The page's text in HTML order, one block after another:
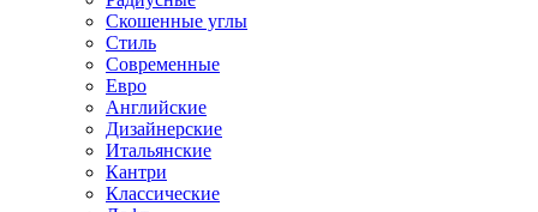
Скошенные углы
Стиль
Современные
Евро
Английские
Дизайнерские
Итальянские
Кантри
Классические